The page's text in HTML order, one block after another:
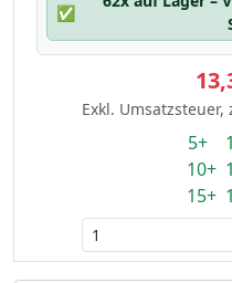
✅
Exkl.
5+
10+
15+